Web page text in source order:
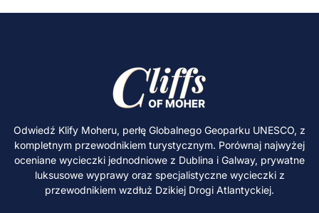
Odwiedź Klify Moheru, perłę Globalnego Geoparku UNESCO, z
kompletnym przewodnikiem turystycznym. Porównaj najwyżej
oceniane wycieczki jednodniowe z Dublina i Galway, prywatne
luksusowe wyprawy oraz specjalistyczne wycieczki z
przewodnikiem wzdłuż Dzikiej Drogi Atlantyckiej.